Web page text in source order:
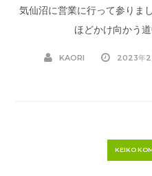
気仙沼に営業に行って参りま
ほどかけ向かう
KAORI 2023年
KEIKO